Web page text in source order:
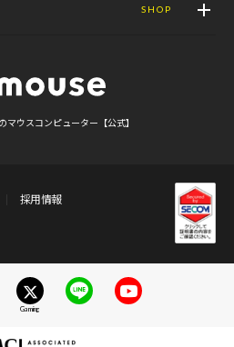
SHOP
マウスコンピューター【公式】
採用情報
Gaming